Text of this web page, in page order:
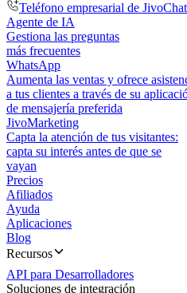
Teléfono empresarial de JivoChat
Agente de IA
Gestiona las preguntas
más frecuentes
WhatsApp
Aumenta las ventas y ofrece
a tus clientes a través de su
de mensajería preferida
JivoMarketing
Capta la atención de tus visitantes:
capta su interés antes de que se
vayan
Precios
Afiliados
Ayuda
Aplicaciones
Blog
Recursos
API para Desarrolladores
Soluciones de integración